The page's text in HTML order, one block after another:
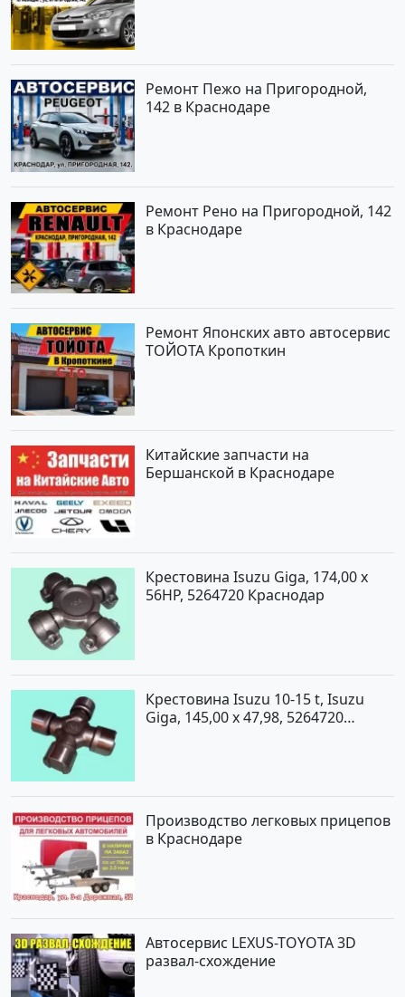
Ремонт Пежо на Пригородной,
142 в Краснодаре
Ремонт Рено на Пригородной, 142
в Краснодаре
Ремонт Японских авто автосервис
ТОЙОТА Кропоткин
Китайские запчасти на
Бершанской в Краснодаре
Крестовина Isuzu Giga, 174,00 x
56HP, 5264720 Краснодар
Крестовина Isuzu 10-15 t, Isuzu
Giga, 145,00 x 47,98, 5264720
Производство легковых прицепов
в Краснодаре
Автосервис LEXUS-TOYOTA 3D
развал-схождение